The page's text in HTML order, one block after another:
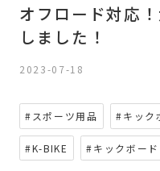
オフロード対応
しました！
2023-07-18
#スポーツ用品 #キック
#K-BIKE #キックボード